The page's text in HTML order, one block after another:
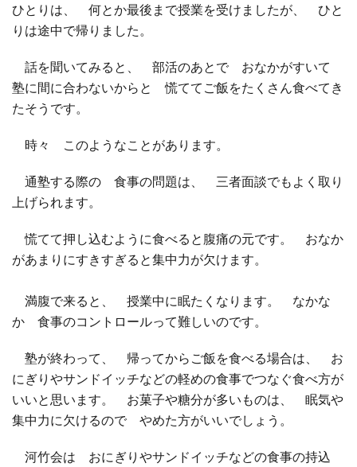
□ よくあるご質問
□ 高校部
□ 2019年合格体験記
ひとりは、 何とか最後まで授業を受けましたが、 ひと
りは途中で帰りました。
話を聞いてみると、 部活のあとで おなかがすいて
塾に間に合わないからと 慌ててご飯をたくさん食べてき
たそうです。
時々 このようなことがあります。
通塾する際の 食事の問題は、 三者面談でもよく取り
上げられます。
慌てて押し込むように食べると腹痛の元です。 おなか
があまりにすきすぎると集中力が欠けます。
満腹で来ると、 授業中に眠たくなります。 なかな
か 食事のコントロールって難しいのです。
塾が終わって、 帰ってからご飯を食べる場合は、 お
にぎりやサンドイッチなどの軽めの食事でつなぐ食べ方が
いいと思います。 お菓子や糖分が多いものは、 眠気や
集中力に欠けるので やめた方がいいでしょう。
河竹会は おにぎりやサンドイッチなどの食事の持込